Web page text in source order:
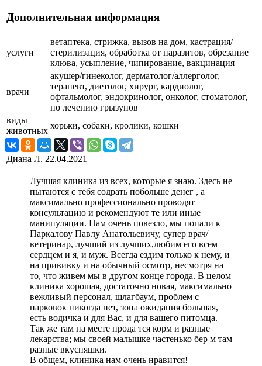
Дополнительная информация
услуги
ветаптека, стрижка, вызов на дом, кастрация/
стерилизация, обработка от паразитов, обрезание
клюва, усыпление, чипирование, вакцинация
врачи
акушер/гинеколог, дерматолог/аллерголог,
терапевт, диетолог, хирург, кардиолог,
офтальмолог, эндокринолог, онколог, стоматолог,
по лечению грызунов
виды
животных
хорьки, собаки, кролики, кошки
Диана Л. 22.04.2021
Лучшая клиника из всех, которые я знаю. Здесь не
пытаются с тебя содрать побольше денег , а
максимально профессионально проводят
консультацию и рекомендуют те или иные
манипуляции. Нам очень повезло, мы попали к
Паркалову Павлу Анатольевичу, супер врач/
ветеринар, лучший из лучших,любим его всем
сердцем и я, и муж. Всегда ездим только к нему, и
на прививку и на обычный осмотр, несмотря на
то, что живем мы в другом конце города. В целом
клиника хорошая, достаточно новая, максимально
вежливый персонал, шлагбаум, проблем с
парковок никогда нет, зона ожидания большая,
есть водичка и для Вас, и для вашего питомца.
Так же там на месте прода тся корм и разные
лекарства; мы своей малышке частенько бер м там
разные вкусняшки.
В общем, клиника нам очень нравится!